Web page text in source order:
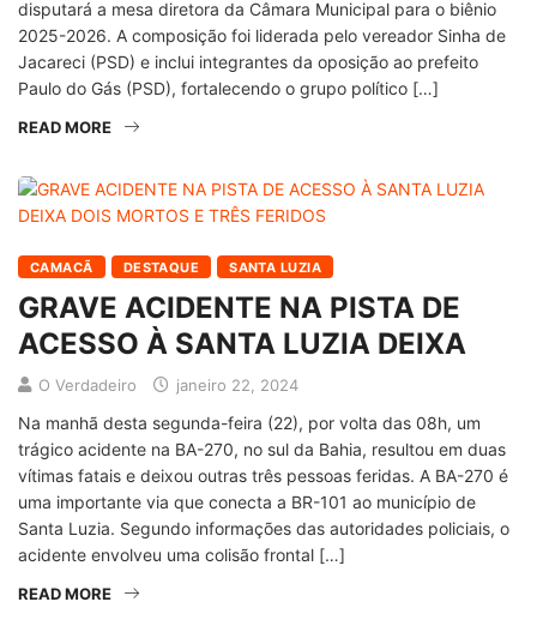
disputará a mesa diretora da Câmara Municipal para o biênio
2025-2026. A composição foi liderada pelo vereador Sinha de
Jacareci (PSD) e inclui integrantes da oposição ao prefeito
Paulo do Gás (PSD), fortalecendo o grupo político […]
READ MORE
CAMACÃ DESTAQUE SANTA LUZIA
GRAVE ACIDENTE NA PISTA DE
ACESSO À SANTA LUZIA DEIXA
O Verdadeiro janeiro 22, 2024
Na manhã desta segunda-feira (22), por volta das 08h, um
trágico acidente na BA-270, no sul da Bahia, resultou em duas
vítimas fatais e deixou outras três pessoas feridas. A BA-270 é
uma importante via que conecta a BR-101 ao município de
Santa Luzia. Segundo informações das autoridades policiais, o
acidente envolveu uma colisão frontal […]
READ MORE